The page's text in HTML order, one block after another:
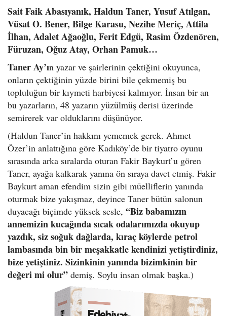
Sait Faik Abasıyanık, Haldun Taner, Yusuf Atılgan,
Vüsat O. Bener, Bilge Karasu, Nezihe Meriç, Attila
İlhan, Adalet Ağaoğlu, Ferit Edgü, Rasim Özdenören,
Füruzan, Oğuz Atay, Orhan Pamuk…
Taner Ay’ın yazar ve şairlerinin çektiğini okuyunca,
onların çektiğinin yüzde birini bile çekmemiş bu
topluluğun bir kıymeti harbiyesi kalmıyor. İnsan bir an
bu yazarların, 48 yazarın yüzülmüş derisi üzerinde
semirerek var olduklarını düşünüyor.
(Haldun Taner’in hakkını yememek gerek. Ahmet
Özer’in anlattığına göre Kadıköy’de bir tiyatro oyunu
sırasında arka sıralarda oturan Fakir Baykurt’u gören
Taner, ayağa kalkarak yanına ön sıraya davet etmiş. Fakir
Baykurt aman efendim sizin gibi müelliflerin yanında
oturmak bize yakışmaz, deyince Taner bütün salonun
duyacağı biçimde yüksek sesle, “Biz babamızın
annemizin kucağında sıcak odalarımızda okuyup
yazdık, siz soğuk dağlarda, kıraç köylerde petrol
lambasında bin bir meşakkatle kendinizi yetiştirdiniz,
bize yetiştiniz. Sizinkinin yanında bizimkinin bir
değeri mi olur” demiş. Soylu insan olmak başka.)